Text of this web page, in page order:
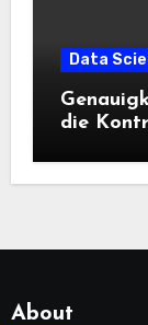
Data
die
About